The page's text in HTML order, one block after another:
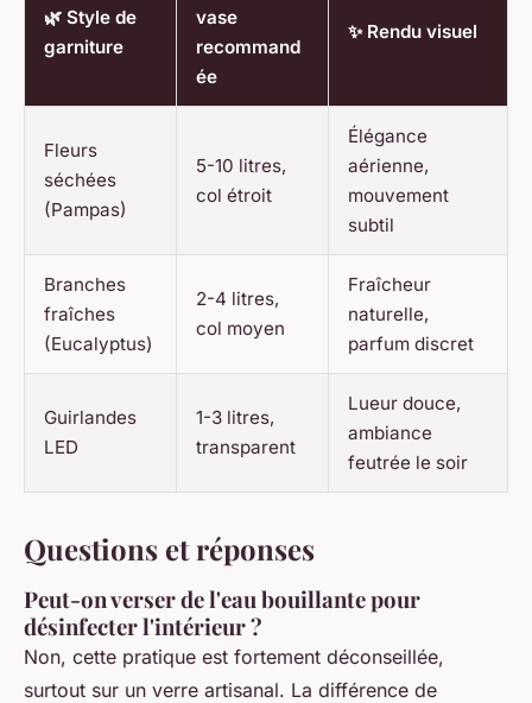
🌿 Style de
garniture
vase
recommand
ée
✨ Rendu visuel
Fleurs
séchées
(Pampas)
5-10 litres,
col étroit
Élégance
aérienne,
mouvement
subtil
Branches
fraîches
(Eucalyptus)
2-4 litres,
col moyen
Fraîcheur
naturelle,
parfum discret
Guirlandes
LED
1-3 litres,
transparent
Lueur douce,
ambiance
feutrée le soir
Questions et réponses
Peut-on verser de l'eau bouillante pour
désinfecter l'intérieur ?
Non, cette pratique est fortement déconseillée,
surtout sur un verre artisanal. La différence de